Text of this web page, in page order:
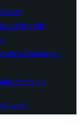
Stil
Unterdecke
mit